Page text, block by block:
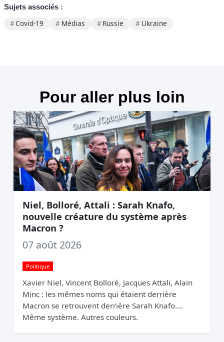
Sujets associés :
Covid-19 Médias Russie Ukraine
Pour aller plus loin
Niel, Bolloré, Attali : Sarah Knafo,
nouvelle créature du système après
Macron ?
07 août 2026
Politique
Xavier Niel, Vincent Bolloré, Jacques Attali, Alain
Minc : les mêmes noms qui étaient derrière
Macron se retrouvent derrière Sarah Knafo.
Même système. Autres couleurs.